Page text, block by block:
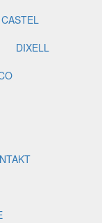
CASTEL
DIXELL